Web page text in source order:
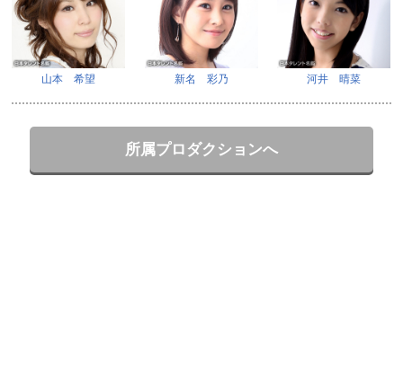
山本 希望 新名 彩乃 河井 晴菜
所属プロダクションへ